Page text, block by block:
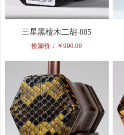
三星黑檀木二胡-885
捡漏价：￥900.00